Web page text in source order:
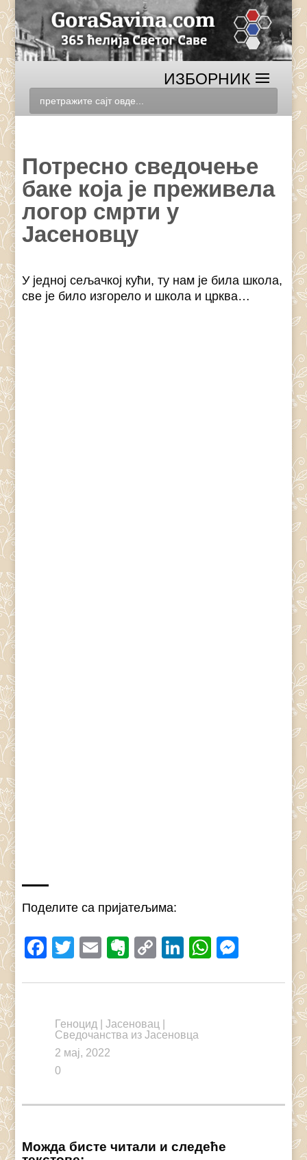
Потресно сведочење
баке која је преживела
логор смрти у
Јасеновцу
У једној сељачкој кући, ту нам је била школа,
све је било изгорело и школа и црква…
Поделите са пријатељима:
Facebook
Twitter
EmailEvernote
CopyLinkedIn
Геноцид Јасеновац
Сведочанства из Јасеновца
2 мај, 2022
0
Можда бисте читали и следеће